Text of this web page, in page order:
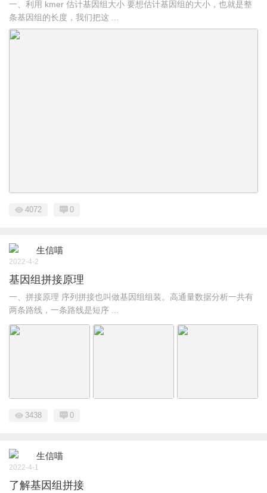
一、利用 kmer 估计基因组大小 要想估计基因组的大小，也就是整
条基因组的长度，我们把这 ...
4072 0
生信喵
2022-4-2
基因组拼接原理
一、拼接原理 序列拼接也叫做基因组组装。高通量数据分析一共有
两条路线，一条路线是短序 ...
3438 0
生信喵
2022-4-1
了解基因组拼接